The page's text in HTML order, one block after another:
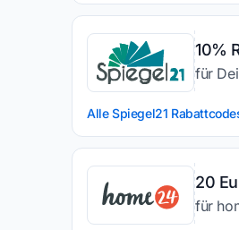
10%
für
Alle Spiegel21
20
für